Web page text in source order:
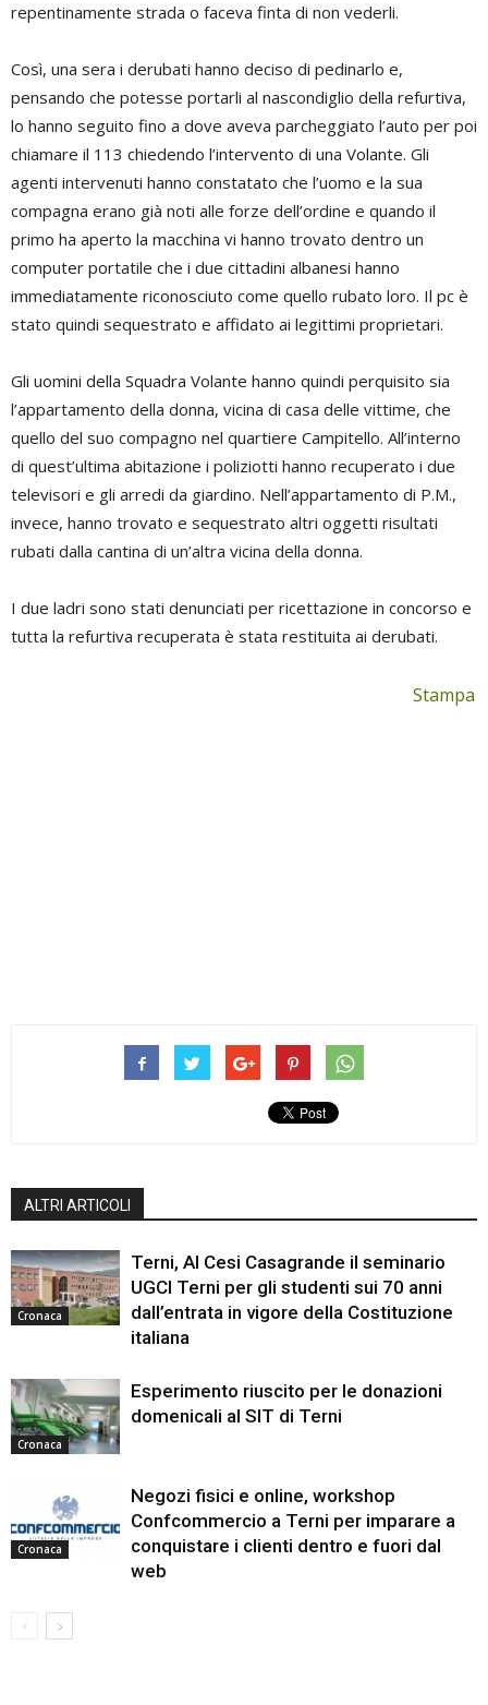
repentinamente strada o faceva finta di non vederli.
Così, una sera i derubati hanno deciso di pedinarlo e,
pensando che potesse portarli al nascondiglio della refurtiva,
lo hanno seguito fino a dove aveva parcheggiato l’auto per poi
chiamare il 113 chiedendo l’intervento di una Volante. Gli
agenti intervenuti hanno constatato che l’uomo e la sua
compagna erano già noti alle forze dell’ordine e quando il
primo ha aperto la macchina vi hanno trovato dentro un
computer portatile che i due cittadini albanesi hanno
immediatamente riconosciuto come quello rubato loro. Il pc è
stato quindi sequestrato e affidato ai legittimi proprietari.
Gli uomini della Squadra Volante hanno quindi perquisito sia
l’appartamento della donna, vicina di casa delle vittime, che
quello del suo compagno nel quartiere Campitello. All’interno
di quest’ultima abitazione i poliziotti hanno recuperato i due
televisori e gli arredi da giardino. Nell’appartamento di P.M.,
invece, hanno trovato e sequestrato altri oggetti risultati
rubati dalla cantina di un’altra vicina della donna.
I due ladri sono stati denunciati per ricettazione in concorso e
tutta la refurtiva recuperata è stata restituita ai derubati.
Stampa
ALTRI ARTICOLI
Cronaca
Terni, Al Cesi Casagrande il seminario
UGCI Terni per gli studenti sui 70 anni
dall’entrata in vigore della Costituzione
italiana
Cronaca
Esperimento riuscito per le donazioni
domenicali al SIT di Terni
Cronaca
Negozi fisici e online, workshop
Confcommercio a Terni per imparare a
conquistare i clienti dentro e fuori dal
web